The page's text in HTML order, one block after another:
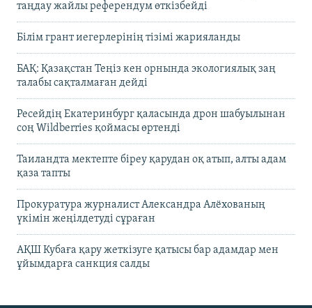
таңдау жайлы референдум өткізбейді
Білім грант иегерлерінің тізімі жарияланды
БАҚ: Қазақстан Теңіз кен орнында экологиялық заң
талабы сақталмаған дейді
Ресейдің Екатеринбург қаласында дрон шабуылынан
соң Wildberries қоймасы өртенді
Таиландта мектепте біреу қарудан оқ атып, алты адам
қаза тапты
Прокуратура журналист Александра Алёхованың
үкімін жеңілдетуді сұраған
АҚШ Кубаға қару жеткізуге қатысы бар адамдар мен
ұйымдарға санкция салды